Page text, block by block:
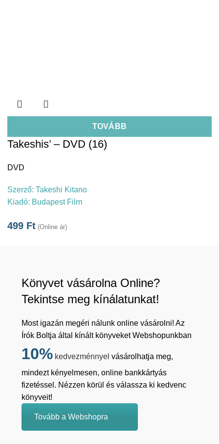
TOVÁBB
Takeshis’ – DVD (16)
DVD
Szerző: Takeshi Kitano
Kiadó: Budapest Film
499 Ft (Online ár)
Könyvet vásárolna Online?
Tekintse meg kínálatunkat!
Most igazán megéri nálunk online vásárolni! Az
Írók Boltja által kínált könyveket Webshopunkban
10% kedvezménnyel vásárolhatja meg,
mindezt kényelmesen, online bankkártyás
fizetéssel. Nézzen körül és válassza ki kedvenc
könyveit!
Tovább a Webshopra